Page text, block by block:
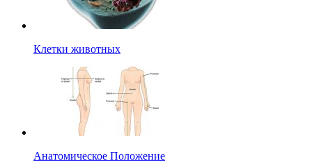
Клетки животных
Анатомическое Положение